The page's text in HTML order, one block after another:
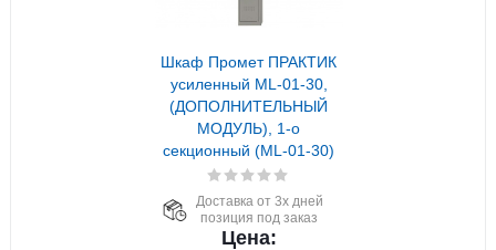
Шкаф Промет ПРАКТИК
усиленный ML-01-30,
(ДОПОЛНИТЕЛЬНЫЙ
МОДУЛЬ), 1-о
секционный (ML-01-30)
Доставка от 3х дней
позиция под заказ
Цена: